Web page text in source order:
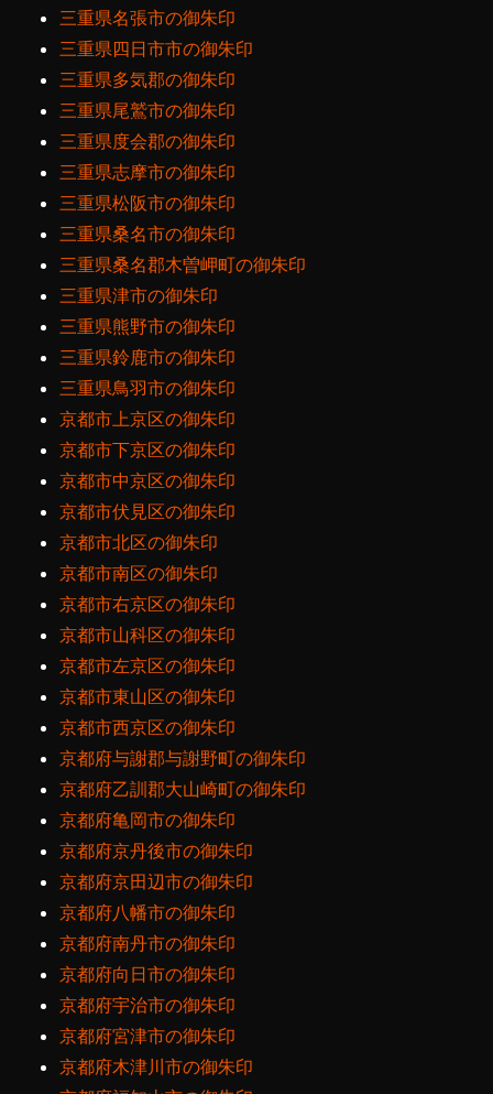
三重県名張市の御朱印
三重県四日市市の御朱印
三重県多気郡の御朱印
三重県尾鷲市の御朱印
三重県度会郡の御朱印
三重県志摩市の御朱印
三重県松阪市の御朱印
三重県桑名市の御朱印
三重県桑名郡木曽岬町の御朱印
三重県津市の御朱印
三重県熊野市の御朱印
三重県鈴鹿市の御朱印
三重県鳥羽市の御朱印
京都市上京区の御朱印
京都市下京区の御朱印
京都市中京区の御朱印
京都市伏見区の御朱印
京都市北区の御朱印
京都市南区の御朱印
京都市右京区の御朱印
京都市山科区の御朱印
京都市左京区の御朱印
京都市東山区の御朱印
京都市西京区の御朱印
京都府与謝郡与謝野町の御朱印
京都府乙訓郡大山崎町の御朱印
京都府亀岡市の御朱印
京都府京丹後市の御朱印
京都府京田辺市の御朱印
京都府八幡市の御朱印
京都府南丹市の御朱印
京都府向日市の御朱印
京都府宇治市の御朱印
京都府宮津市の御朱印
京都府木津川市の御朱印